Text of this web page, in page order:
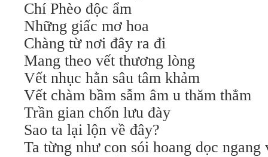
Chí Phèo độc ẩm
Những giấc mơ hoa
Chàng từ nơi đây ra đi
Mang theo vết thương lòng
Vết nhục hằn sâu tâm khảm
Vết chàm bầm sẫm âm u thăm thẳm
Trần gian chốn lưu đày
Sao ta lại lộn về đây?
Ta từng như con sói hoang dọc